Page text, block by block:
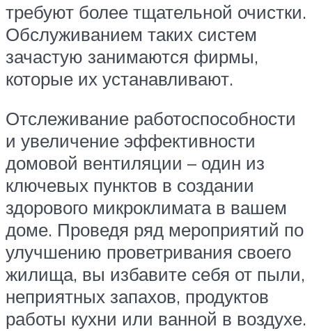
требуют более тщательной очистки.
Обслуживанием таких систем
зачастую занимаются фирмы,
которые их устанавливают.
Отслеживание работоспособности
и увеличение эффективности
домовой вентиляции – один из
ключевых пунктов в создании
здорового микроклимата в вашем
доме. Проведя ряд мероприятий по
улучшению проветривания своего
жилища, вы избавите себя от пыли,
неприятных запахов, продуктов
работы кухни или ванной в воздухе.